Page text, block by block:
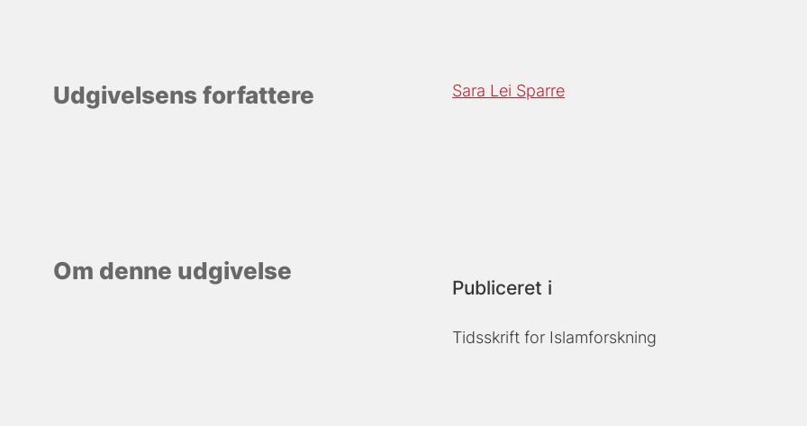
Udgivelsens forfattere Sara Lei Sparre
Om denne udgivelse
Publiceret i
Tidsskrift for Islamforskning